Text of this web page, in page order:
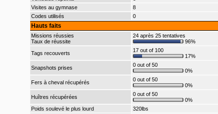
Visites au gymnase
8
Codes utilisés
0
Hauts faits
Missions réussies
Taux de réussite
24 après 25 tentatives
96%
Tags recouverts
17 out of 100
17%
Snapshots prises
0 out of 50
0%
Fers à cheval récupérés
0 out of 50
0%
Huîtres récupérées
0 out of 50
0%
Poids soulevé le plus lourd
320lbs